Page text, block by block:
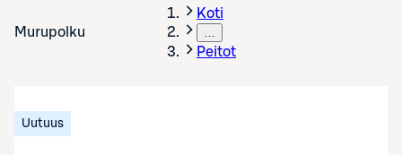
Murupolku
Koti
…
Peitot
Uutuus